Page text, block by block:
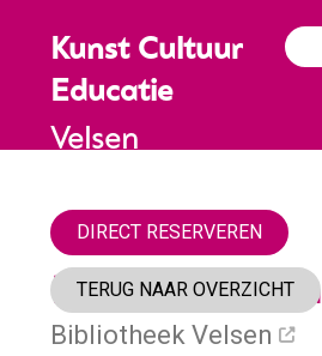
Kunst Cultuur
Educatie
Velsen
DIRECT RESERVEREN
TERUG NAAR OVERZICHT
Bibliotheek scan
Bibliotheek Velsen